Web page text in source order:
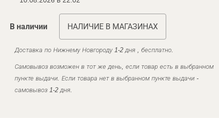
В наличии НАЛИЧИЕ В МАГАЗИНАХ
Доставка по Нижнему Новгороду 1-2 дня , бесплатно.
Самовывоз возможен в тот же день, если товар есть в выбранном
пункте выдачи. Если товара нет в выбранном пункте выдачи -
самовывоз 1-2 дня.